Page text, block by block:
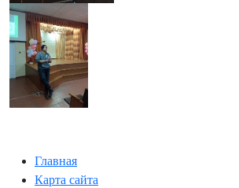
Главная
Карта сайта